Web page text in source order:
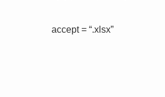
accept = “.xlsx”